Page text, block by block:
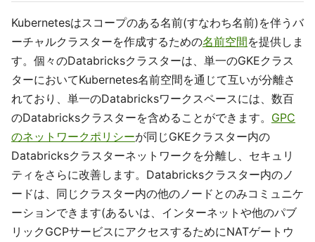
Kubernetesはスコープのある名前(すなわち名前)を伴うバ
ーチャルクラスターを作成するための名前空間を提供しま
す。個々のDatabricksクラスターは、単一のGKEクラス
ターにおいてKubernetes名前空間を通じて互いが分離さ
れており、単一のDatabricksワークスペースには、数百
のDatabricksクラスターを含めることができます。 GPC
のネットワークポリシーが同じGKEクラスター内の
Databricksクラスターネットワークを分離し、セキュリ
ティをさらに改善します。Databricksクラスター内のノ
ードは、同じクラスター内の他のノードとのみコミュニケ
ーションできます(あるいは、インターネットや他のパブ
リックGCPサービスにアクセスするためにNATゲートウ